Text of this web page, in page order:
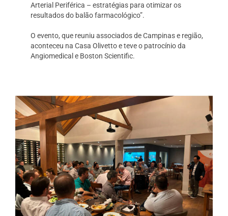
Arterial Periférica – estratégias para otimizar os
resultados do balão farmacológico”.
O evento, que reuniu associados de Campinas e região,
aconteceu na Casa Olivetto e teve o patrocínio da
Angiomedical e Boston Scientific.